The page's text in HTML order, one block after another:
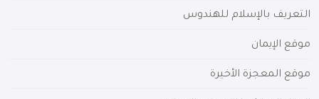
التعريف بالإسلام للهندوس
موقع الإيمان
موقع المعجزة الأخيرة